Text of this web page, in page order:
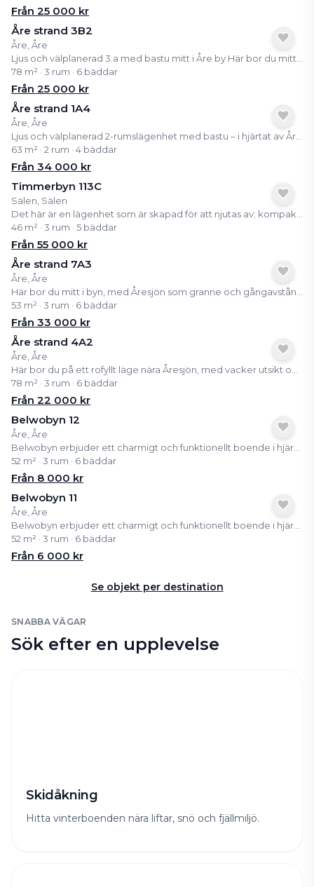
Från 25 000 kr
Åre strand 3B2
Åre, Åre
78 m² · 3 rum · 6 bäddar
Från 25 000 kr
Åre strand 1A4
Åre, Åre
63 m² · 2 rum · 4 bäddar
Från 34 000 kr
Timmerbyn 113C
Sälen, Sälen
46 m² · 3 rum · 5 bäddar
Från 55 000 kr
Åre strand 7A3
Åre, Åre
53 m² · 3 rum · 6 bäddar
Från 33 000 kr
Åre strand 4A2
Åre, Åre
78 m² · 3 rum · 6 bäddar
Från 22 000 kr
Belwobyn 12
Åre, Åre
52 m² · 3 rum · 6 bäddar
Från 8 000 kr
Belwobyn 11
Åre, Åre
52 m² · 3 rum · 6 bäddar
Från 6 000 kr
Se objekt per destination
SNABBA VÄGAR
Sök efter en upplevelse
Skidåkning
Hitta vinterboenden nära liftar, snö och fjällmiljö.